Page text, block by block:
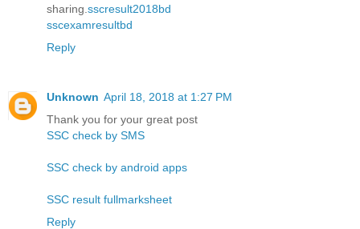
sharing. sscresult2018bd
sscexamresultbd
Reply
Unknown April 18, 2018 at 1:27 PM
Thank you for your great post
SSC check by SMS
SSC check by android apps
SSC result fullmarksheet
Reply